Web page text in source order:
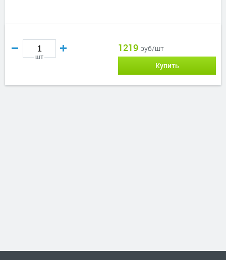
шт
1219 руб/шт
Купить